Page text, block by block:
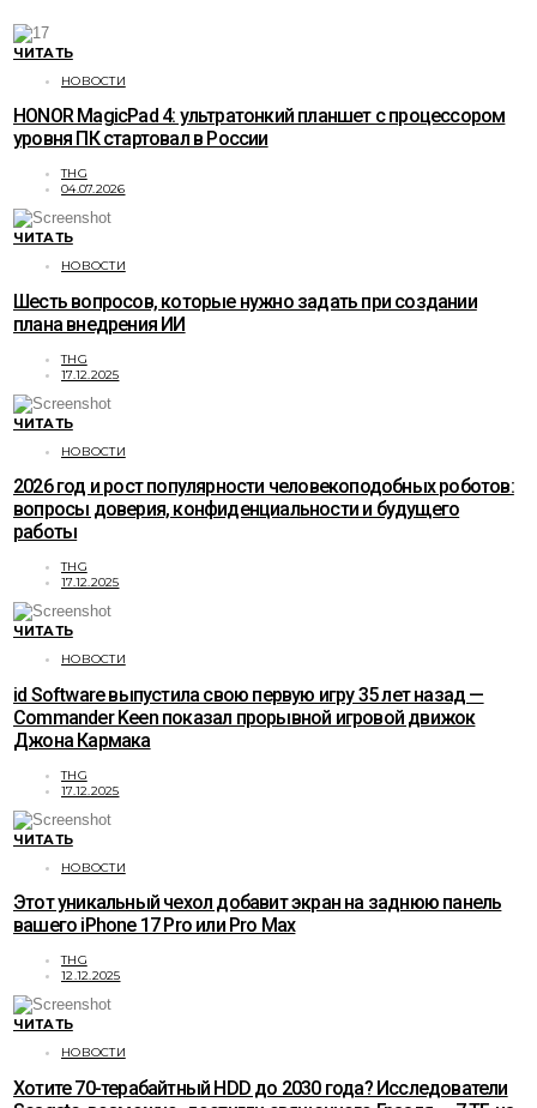
ЧИТАТЬ
НОВОСТИ
HONOR MagicPad 4: ультратонкий планшет с процессором
уровня ПК стартовал в России
THG
04.07.2026
ЧИТАТЬ
НОВОСТИ
Шесть вопросов, которые нужно задать при создании
плана внедрения ИИ
THG
17.12.2025
ЧИТАТЬ
НОВОСТИ
2026 год и рост популярности человекоподобных роботов:
вопросы доверия, конфиденциальности и будущего
работы
THG
17.12.2025
ЧИТАТЬ
НОВОСТИ
id Software выпустила свою первую игру 35 лет назад —
Commander Keen показал прорывной игровой движок
Джона Кармака
THG
17.12.2025
ЧИТАТЬ
НОВОСТИ
Этот уникальный чехол добавит экран на заднюю панель
вашего iPhone 17 Pro или Pro Max
THG
12.12.2025
ЧИТАТЬ
НОВОСТИ
Хотите 70-терабайтный HDD до 2030 года? Исследователи